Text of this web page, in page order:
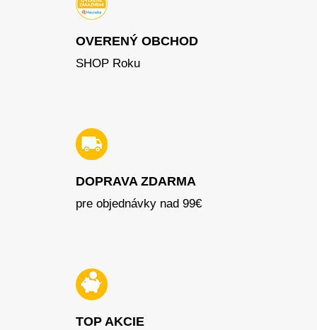
OVERENÝ OBCHOD
SHOP Roku
DOPRAVA ZDARMA
pre objednávky nad 99€
TOP AKCIE